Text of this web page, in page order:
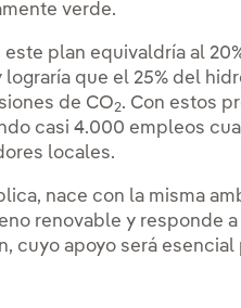
verde.
plan equivaldría al
que el 25% del
de CO2. Con estos
casi 4.000 empleos
locales.
nace con la misma
renovable y responde
cuyo apoyo será esencial